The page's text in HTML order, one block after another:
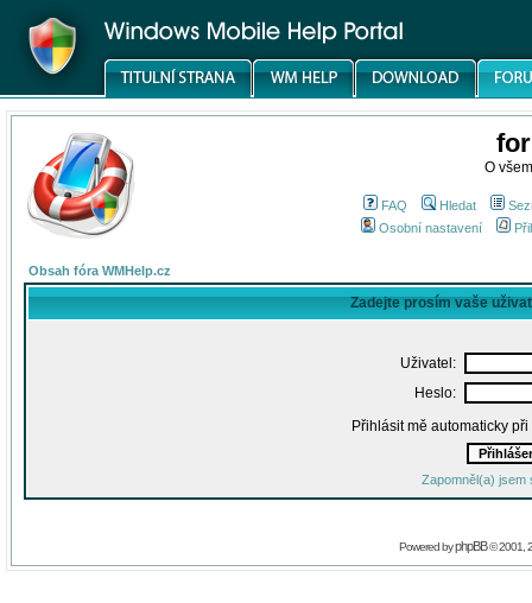
O
FAQ Hledat
Osobní nastavení
Obsah fóra WMHelp.cz
Zadejte prosím vaše
Uživatel:
Heslo:
Přihlásit mě automaticky
Zapomněl(a) jsem
Powered byphpBB© 2001,